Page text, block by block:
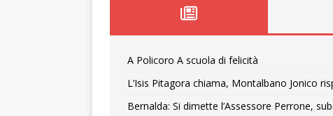
A Policoro A scuola di felicità
L’Isis Pitagora chiama, Montalbano Jonico
Bernalda: Si dimette l’Assessore Perrone,